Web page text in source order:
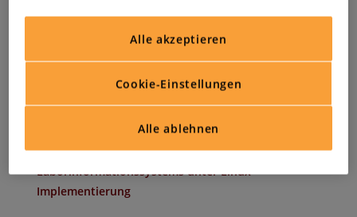
Schwerpunkt auf Red Hat Enterprise Linux unter
Pflege und Weiterentwicklung von Container-Images,
basierend auf Red Hat UBI
Assistenz beim Deployment und Betrieb eines
Laborinformationssystems unter Linux
Implementierung
Cookie-Einstellungen
Alle ablehnen
Alle akzeptieren